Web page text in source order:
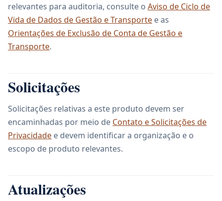
relevantes para auditoria, consulte o Aviso de Ciclo de
Vida de Dados de Gestão e Transporte e as
Orientações de Exclusão de Conta de Gestão e
Transporte.
Solicitações
Solicitações relativas a este produto devem ser
encaminhadas por meio de Contato e Solicitações de
Privacidade e devem identificar a organização e o
escopo de produto relevantes.
Atualizações